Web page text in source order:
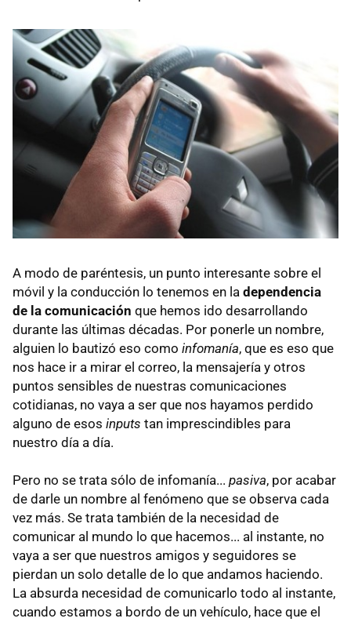
A modo de paréntesis, un punto interesante sobre el
móvil y la conducción lo tenemos en la dependencia
de la comunicación que hemos ido desarrollando
durante las últimas décadas. Por ponerle un nombre,
alguien lo bautizó eso como infomanía, que es eso que
nos hace ir a mirar el correo, la mensajería y otros
puntos sensibles de nuestras comunicaciones
cotidianas, no vaya a ser que nos hayamos perdido
alguno de esos inputs tan imprescindibles para
nuestro día a día.
Pero no se trata sólo de infomanía... pasiva, por acabar
de darle un nombre al fenómeno que se observa cada
vez más. Se trata también de la necesidad de
comunicar al mundo lo que hacemos... al instante, no
vaya a ser que nuestros amigos y seguidores se
pierdan un solo detalle de lo que andamos haciendo.
La absurda necesidad de comunicarlo todo al instante,
cuando estamos a bordo de un vehículo, hace que el